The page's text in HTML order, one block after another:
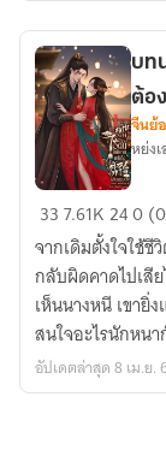
ของ
นาง
ร้าย
บท
นางรอง
ไร้
ตัว
ตน
ใน
นิยาย
บท
ต้อ
จีนย้
หย่ง
337.61K240
จากเดิมตั้งใจใช้
กลับผิดคาดไปเสีย
เห็นนางหนี เขายิ่
สนใจอะไรนักหน
อัปเดตล่าสุด 8 เม.ย.